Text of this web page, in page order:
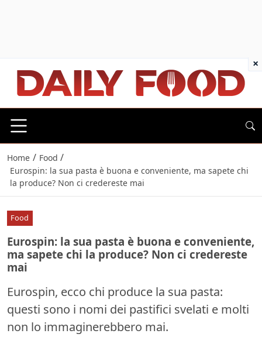
Home / Food /
Eurospin: la sua pasta è buona e conveniente, ma sapete chi
la produce? Non ci credereste mai
Food
Eurospin: la sua pasta è buona e conveniente,
ma sapete chi la produce? Non ci credereste
mai
Eurospin, ecco chi produce la sua pasta:
questi sono i nomi dei pastifici svelati e molti
non lo immaginerebbero mai.
×